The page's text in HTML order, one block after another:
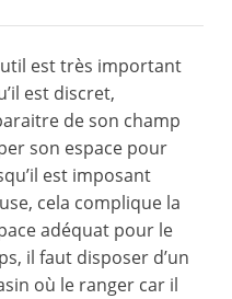
est très important
est discret,
de son champ
son espace pour
est imposant
cela complique la
adéquat pour le
il faut disposer d’un
où le ranger car il